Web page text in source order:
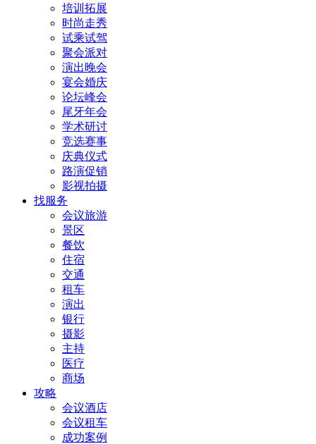
培训拓展
时尚走秀
试乘试驾
聚会派对
演出晚会
宴会婚庆
论坛峰会
尾牙年会
学术研讨
竞选赛事
庆典仪式
路演促销
影视拍摄
找服务
会议旅游
景区
餐饮
住宿
交通
租车
演出
银行
摄影
主持
医疗
商场
攻略
会议酒店
会议租车
成功案例